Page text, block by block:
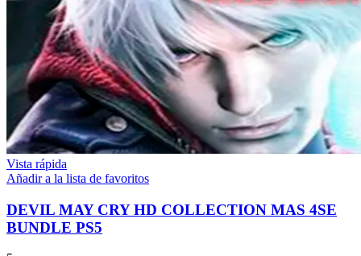
Vista rápida
Añadir a la lista de favoritos
DEVIL MAY CRY HD COLLECTION MAS 4SE
BUNDLE PS5